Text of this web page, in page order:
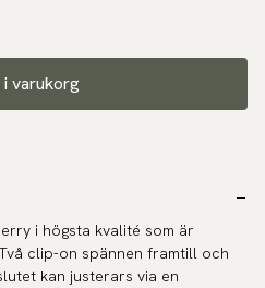
i varukorg
i högsta kvalité som är
clip-on spännen framtill och
kan justerars via en